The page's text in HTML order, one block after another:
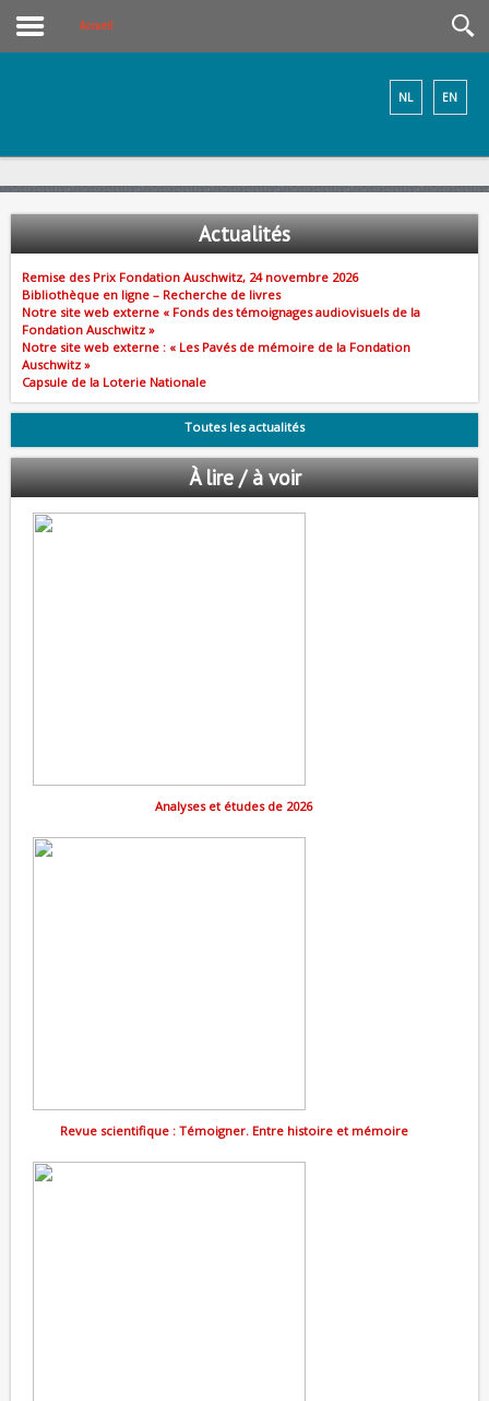
Accueil
EN
NL
Actualités
Remise des Prix Fondation Auschwitz, 24 novembre 2026
Bibliothèque en ligne – Recherche de livres
Notre site web externe « Fonds des témoignages audiovisuels de la
Fondation Auschwitz »
Notre site web externe : « Les Pavés de mémoire de la Fondation
Auschwitz »
Capsule de la Loterie Nationale
Toutes les actualités
À lire / à voir
Analyses et études de 2026
Revue scientifique : Témoigner. Entre histoire et mémoire